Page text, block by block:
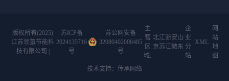
版权所有(2025)
江苏领氢节能科
技有限公司 |
苏ICP备
2024135716
号
苏公网安备
32080402000485
号
主
营
区
域:
北
京
江
苏
浙
江
安
徽
山
东
企
业
分
站
XML
网
站
地
图
技术支持：传承网络